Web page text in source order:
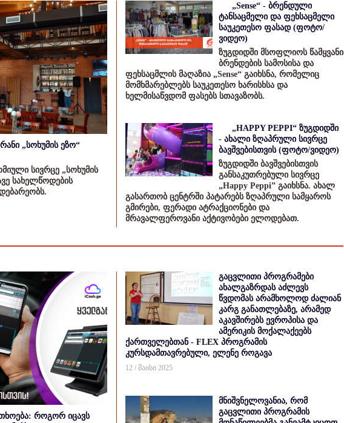
„სოხუმის ეზო“
სივრცე „სოხუმის
სახელწოდების
„Sense“ - ბრენდული
ტანსაცმელი და ფეხსაცმელი
საუკეთესო ფასად (ფოტო/
ვიდეო)
ზუგდიდში მსოფლიოს წამყვანი
ბრენდების სამოსისა და
ფეხსაცმლის მაღაზია „Sense“ გაიხსნა, რომელიც
მომხმარებლებს საუკეთესო ხარისხსა და
ხელმისაწვდომ ფასებს სთავაზობს.
„HAPPY PEPPI“ ზუგდიდში
- ახალი ზღაპრული სივრცე
ბავშვებისთვის (ფოტო/ვიდეო)
ზუგდიდში ბავშვებისთვის
განსაკუთრებული სივრცე
„Happy Peppi” გაიხსნა. ახალ
გასართობ ცენტრში პატარებს ზღაპრული სამყაროს
გმირები, ფერადი ატრაქციონები და
მრავალფეროვანი აქტივობები ელოდებათ.
როგორ იცავს
გაცვლითი პროგრამები
ახალგაზრდას აძლევს
წვდომას არამხოლოდ ძალიან
კარგ განათლებაზე, არამედ
აკავშირებს ევროპისა და
ამერიკის მოქალაქეებს
ქართველებთან - FLEX პროგრამის
კურსდამთავრებული, ელენე როგავა
12 / მაისი 2025
მნიშვნელოვანია, რომ
გაცვლითი პროგრამის